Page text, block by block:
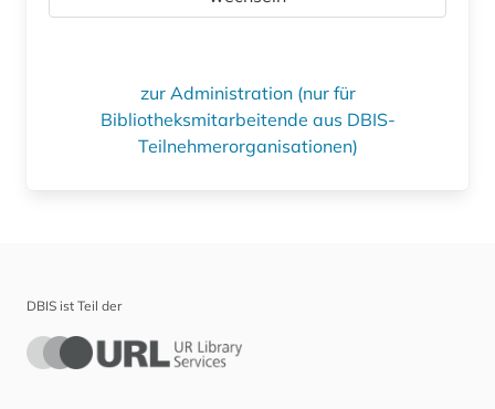
zur Administration (nur für
Bibliotheksmitarbeitende aus DBIS-
Teilnehmerorganisationen)
DBIS ist Teil der